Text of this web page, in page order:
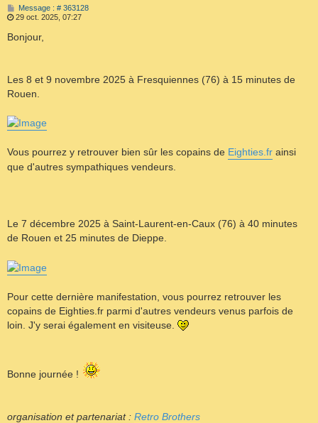
Message : # 363128M
29 oct. 2025, 07:27
Bonjour,
Les 8 et 9 novembre 2025 à Fresquiennes (76) à 15 minutes de
Rouen.
Vous pourrez y retrouver bien sûr les copains de Eighties.fr ainsi
que d'autres sympathiques vendeurs.
Le 7 décembre 2025 à Saint-Laurent-en-Caux (76) à 40 minutes
de Rouen et 25 minutes de Dieppe.
Pour cette dernière manifestation, vous pourrez retrouver les
copains de Eighties.fr parmi d'autres vendeurs venus parfois de
loin. J'y serai également en visiteuse.
Bonne journée !
organisation et partenariat : Retro Brothers